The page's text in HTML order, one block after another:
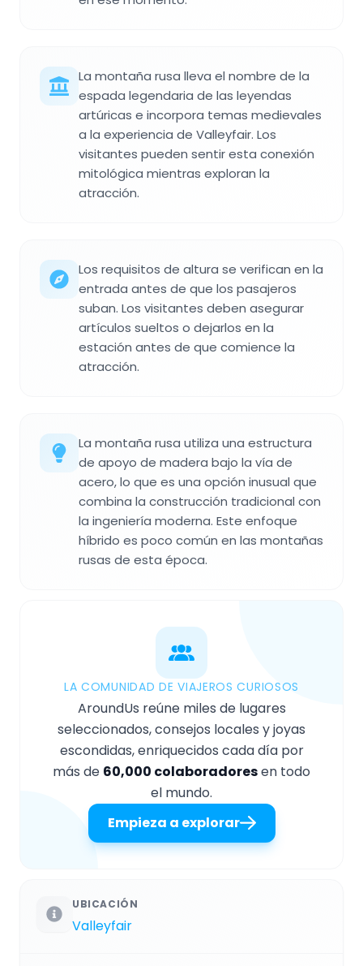
La montaña rusa lleva el nombre de la
espada legendaria de las leyendas
artúricas e incorpora temas medievales
a la experiencia de Valleyfair. Los
visitantes pueden sentir esta conexión
mitológica mientras exploran la
atracción.
Los requisitos de altura se verifican en la
entrada antes de que los pasajeros
suban. Los visitantes deben asegurar
artículos sueltos o dejarlos en la
estación antes de que comience la
atracción.
La montaña rusa utiliza una estructura
de apoyo de madera bajo la vía de
acero, lo que es una opción inusual que
combina la construcción tradicional con
la ingeniería moderna. Este enfoque
híbrido es poco común en las montañas
rusas de esta época.
LA COMUNIDAD DE VIAJEROS CURIOSOS
AroundUs reúne miles de lugares
seleccionados, consejos locales y joyas
escondidas, enriquecidos cada día por
más de 60,000 colaboradoresen todo
el mundo.
Empieza a explorar
UBICACIÓN
Valleyfair